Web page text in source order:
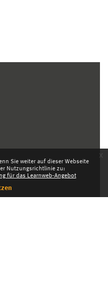
Sie weiter auf dieser Webseite
Nutzungsrichtlinie zu:
für das Learnweb-Angebot
x